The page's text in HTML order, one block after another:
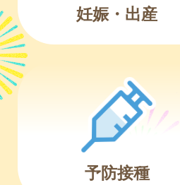
妊娠・出産
予防接種